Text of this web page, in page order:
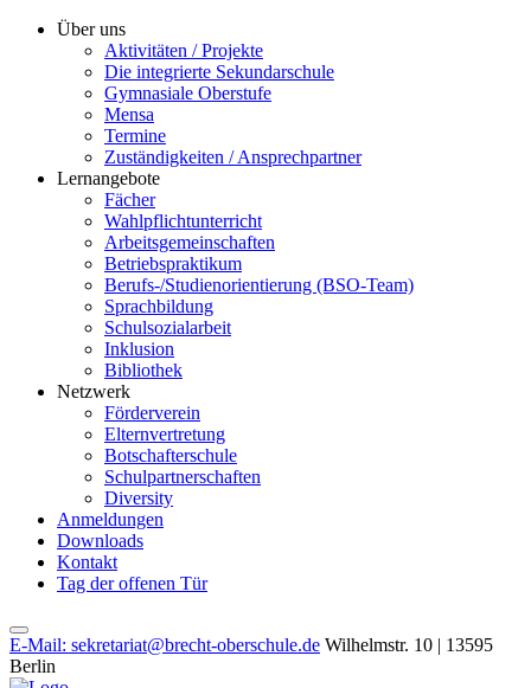
Über uns
Aktivitäten / Projekte
Die integrierte Sekundarschule
Gymnasiale Oberstufe
Mensa
Termine
Zuständigkeiten / Ansprechpartner
Lernangebote
Fächer
Wahlpflichtunterricht
Arbeitsgemeinschaften
Betriebspraktikum
Berufs-/Studienorientierung (BSO-Team)
Sprachbildung
Schulsozialarbeit
Inklusion
Bibliothek
Netzwerk
Förderverein
Elternvertretung
Botschafterschule
Schulpartnerschaften
Diversity
Anmeldungen
Downloads
Kontakt
Tag der offenen Tür
E-Mail: sekretariat@brecht-oberschule.de Wilhelmstr. 10 | 13595
Berlin